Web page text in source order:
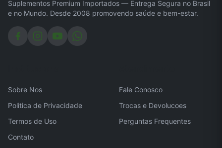
Suplementos Premium Importados — Entrega Segura no Brasil
e no Mundo. Desde 2008 promovendo saúde e bem-estar.
Sobre Nos
Politica de Privacidade
Termos de Uso
Contato
Fale Conosco
Trocas e Devolucoes
Perguntas Frequentes